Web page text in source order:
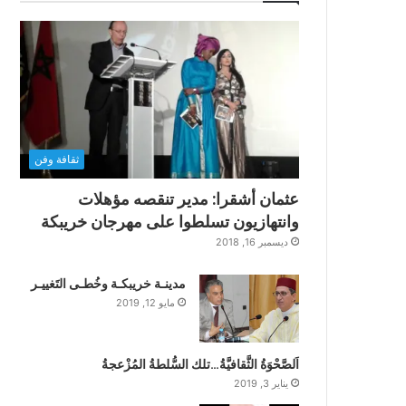
ثقافة وفن
عثمان أشقرا: مدير تنقصه مؤهلات
وانتهازيون تسلطوا على مهرجان خريبكة
ديسمبر 16, 2018
مدينـة خريبكـة وخُطـى التَغييـر
مايو 12, 2019
اَلصَّحْوَةُ الثَّقافيَّةُ…تلك السُّلطةُ المُزْعجةُ
يناير 3, 2019